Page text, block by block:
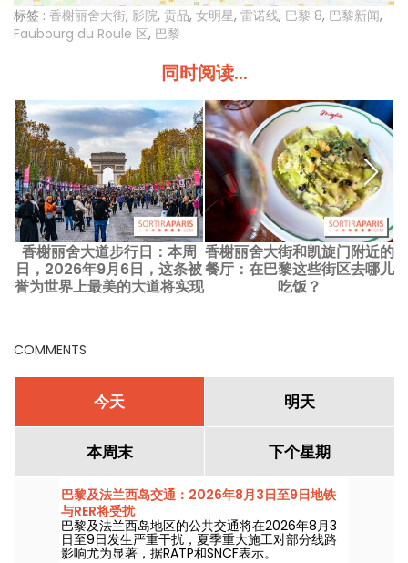
标签 : 香榭丽舍大街, 影院, 贡品, 女明星, 雷诺线, 巴黎 8, 巴黎新闻,
Faubourg du Roule 区, 巴黎
同时阅读...
香榭丽舍大道步行日：本周
日，2026年9月6日，这条被
誉为世界上最美的大道将实现
香榭丽舍大街和凯旋门附近的
餐厅：在巴黎这些街区去哪儿
吃饭？
COMMENTS
今天 明天
本周末 下个星期
巴黎及法兰西岛交通：2026年8月3日至9日地铁
与RER将受扰
巴黎及法兰西岛地区的公共交通将在2026年8月3
日至9日发生严重干扰，夏季重大施工对部分线路
影响尤为显著，据RATP和SNCF表示。